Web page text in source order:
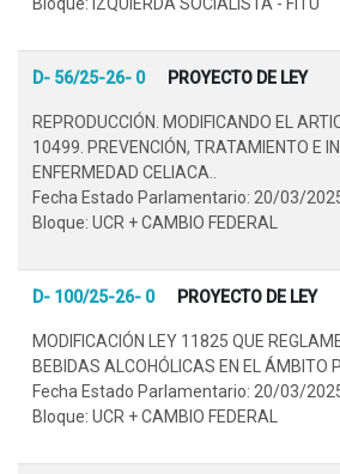
D- 56/25-26- 0 PROYECTO DE LEY
REPRODUCCIÓN. MODIFICANDO EL
10499. PREVENCIÓN, TRATAMIENTO E
ENFERMEDAD CELIACA..
Fecha Estado Parlamentario: 20/03/
Bloque: UCR + CAMBIO FEDERAL
D- 100/25-26- 0 PROYECTO DE LEY
MODIFICACIÓN LEY 11825 QUE
BEBIDAS ALCOHÓLICAS EN EL ÁMBITO
Fecha Estado Parlamentario: 20/03/
Bloque: UCR + CAMBIO FEDERAL